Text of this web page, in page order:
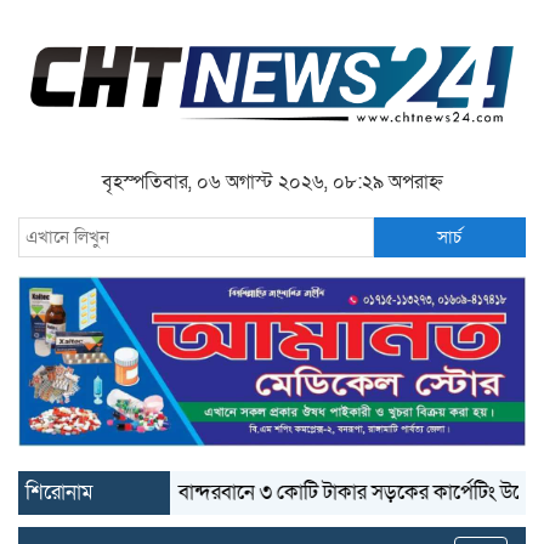
বৃহস্পতিবার, ০৬ অগাস্ট ২০২৬, ০৮:২৯ অপরাহ্ন
সার্চ
শিরোনাম বান্দরবানে ৩ কোটি টাকার সড়কের কার্পেটিং উঠে যাচ্ছে